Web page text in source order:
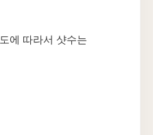
에 따라서 샷수는